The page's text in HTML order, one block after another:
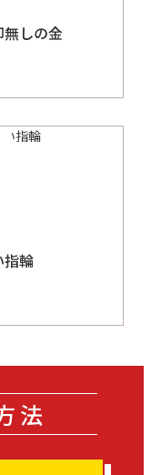
無しの金
指輪
法